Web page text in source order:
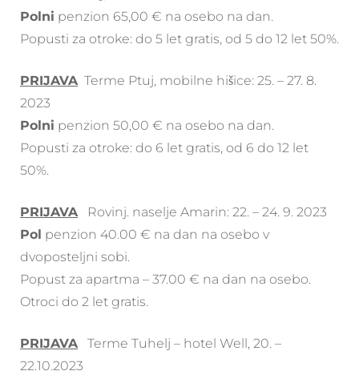
Polni penzion 65,00 € na osebo na dan.
Popusti za otroke: do 5 let gratis, od 5 do 12 let 50%.
PRIJAVATerme Ptuj, mobilne hišice: 25. – 27. 8.
2023
Polni penzion 50,00 € na osebo na dan.
Popusti za otroke: do 6 let gratis, od 6 do 12 let
50%.
PRIJAVARovinj. naselje Amarin: 22. – 24. 9. 2023
Pol penzion 40.00 € na dan na osebo v
dvoposteljni sobi.
Popust za apartma – 37.00 € na dan na osebo.
Otroci do 2 let gratis.
PRIJAVATerme Tuhelj – hotel Well, 20. –
22.10.2023